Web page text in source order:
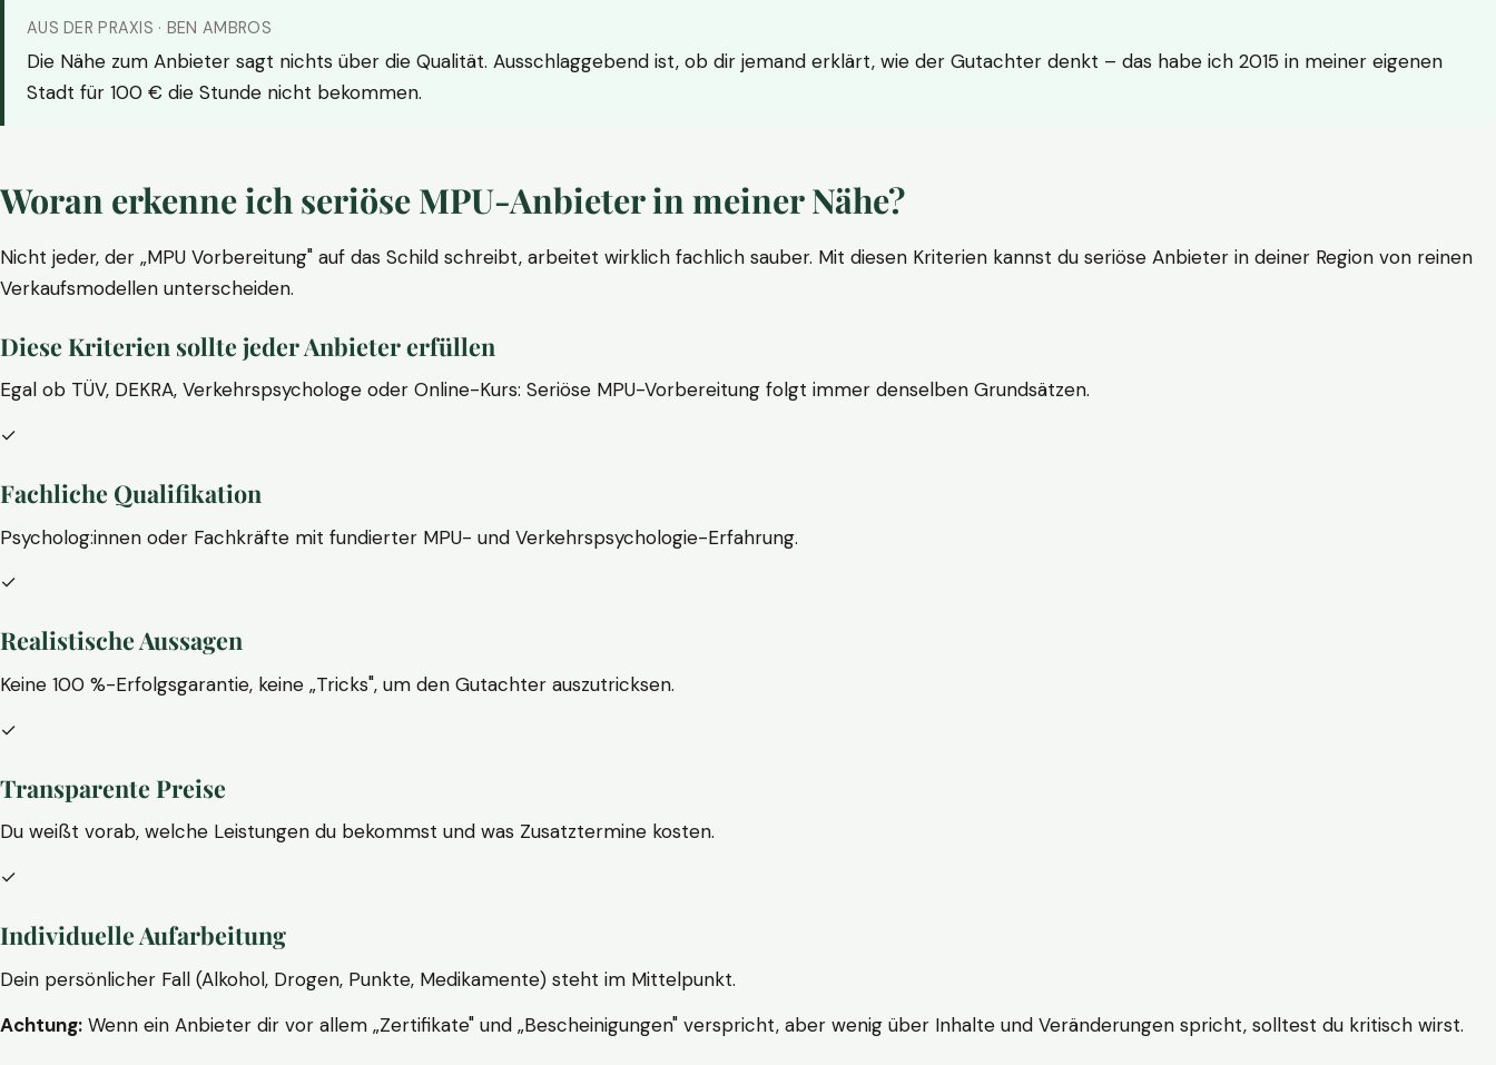
AUS DER PRAXIS · BEN AMBROS
Die Nähe zum Anbieter sagt nichts über die Qualität. Ausschlaggebend ist, ob dir jemand erklärt, wie der Gutachter denkt – das habe ich 2015 in meiner eigenen
Stadt für 100 € die Stunde nicht bekommen.
Woran erkenne ich seriöse MPU-Anbieter in meiner Nähe?
Nicht jeder, der „MPU Vorbereitung" auf das Schild schreibt, arbeitet wirklich fachlich sauber. Mit diesen Kriterien kannst du seriöse Anbieter in deiner Region von reinen
Verkaufsmodellen unterscheiden.
Diese Kriterien sollte jeder Anbieter erfüllen
Egal ob TÜV, DEKRA, Verkehrspsychologe oder Online-Kurs: Seriöse MPU-Vorbereitung folgt immer denselben Grundsätzen.
✓
Fachliche Qualifikation
Psycholog:innen oder Fachkräfte mit fundierter MPU- und Verkehrspsychologie-Erfahrung.
✓
Realistische Aussagen
Keine 100 %-Erfolgsgarantie, keine „Tricks", um den Gutachter auszutricksen.
✓
Transparente Preise
Du weißt vorab, welche Leistungen du bekommst und was Zusatztermine kosten.
✓
Individuelle Aufarbeitung
Dein persönlicher Fall (Alkohol, Drogen, Punkte, Medikamente) steht im Mittelpunkt.
Achtung: Wenn ein Anbieter dir vor allem „Zertifikate" und „Bescheinigungen" verspricht, aber wenig über Inhalte und Veränderungen spricht, solltest du kritisch wirst.